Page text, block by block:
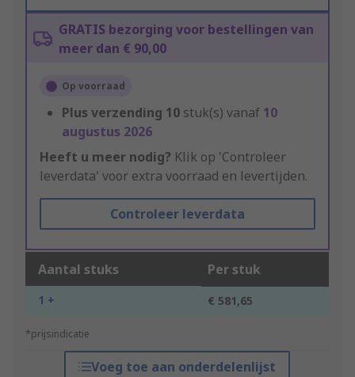
GRATIS bezorging voor bestellingen van
meer dan € 90,00
Op voorraad
Plus verzending 10 stuk(s) vanaf 10
augustus 2026
Heeft u meer nodig? Klik op 'Controleer
leverdata' voor extra voorraad en levertijden.
Controleer leverdata
Aantal stuks Per stuk
1 + € 581,65
*prijsindicatie
Voeg toe aan onderdelenlijst